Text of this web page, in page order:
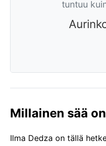
tuntuu
Millainen sää
Ilma Dedza on tällä